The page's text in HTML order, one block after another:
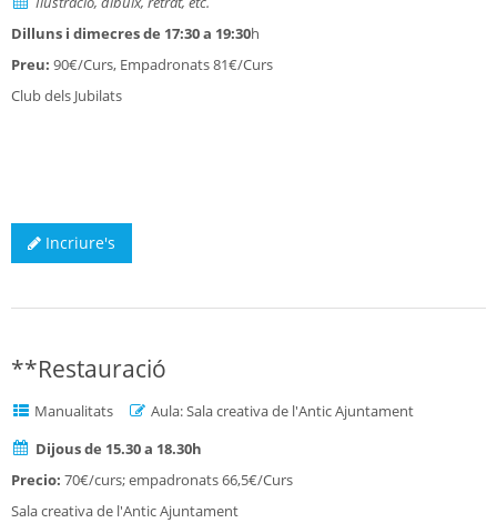
Dilluns i dimecres de 17:30 a 19:30h
Preu: 90€/Curs, Empadronats 81€/Curs
Club dels Jubilats
Incriure's
**Restauració
Manualitats
Aula: Sala creativa de l'Antic Ajuntament
Dijous de 15.30 a 18.30h
Precio: 70€/curs; empadronats 66,5€/Curs
Sala creativa de l'Antic Ajuntament